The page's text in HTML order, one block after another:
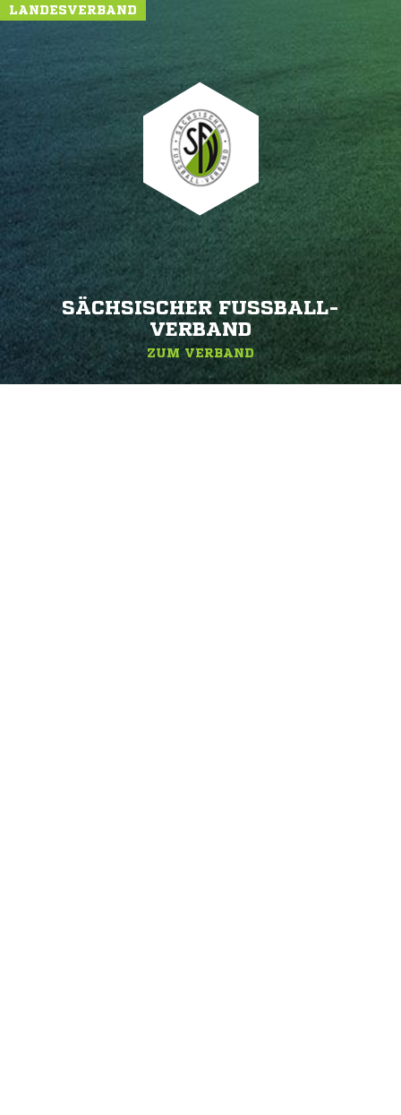
LANDESVERBAND
SÄCHSISCHER FUSSBALL-V
ERBAND
ZUM VERBAND